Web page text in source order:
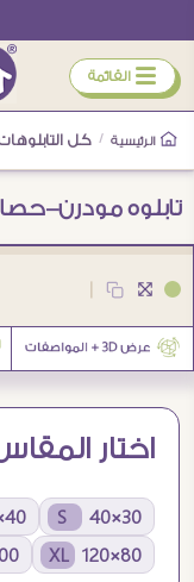
ÿ القائمة
الرئيسية / كل
تابلوه مودرن-
اختار
30×40 S
40×60 M
80×120 XL
XXL